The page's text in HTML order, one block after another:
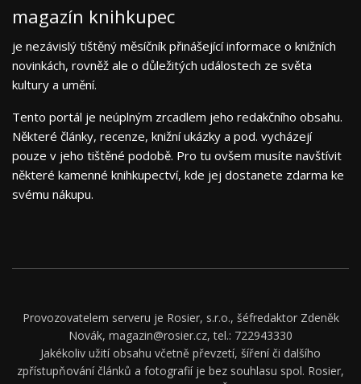
magazín knihkupec
je nezávislý tištěný měsíčník přinášející informace o knižních
novinkách, rovněž ale o důležitých událostech ze světa
kultury a umění.
Tento portál je neúplným zrcadlem jeho redakčního obsahu.
Některé články, recenze, knižní ukázky a pod. vycházejí
pouze v jeho tištěné podobě. Pro tu ovšem musíte navštívit
některé kamenné knihkupectví, kde jej dostanete zdarma ke
svému nákupu.
Provozovatelem serveru je Rosier, s.r.o., šéfredaktor Zdeněk
Novák, magazin@rosier.cz, tel.: 722943330
Jakékoliv užití obsahu včetně převzetí, šíření či dalšího
zpřístupňování článků a fotografií je bez souhlasu spol. Rosier,